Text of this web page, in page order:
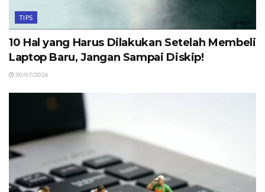
TIPS
10 Hal yang Harus Dilakukan Setelah Membeli
Laptop Baru, Jangan Sampai Diskip!
30/07/2026